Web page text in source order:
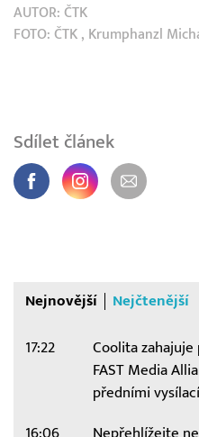
AUTOR: ČTK
FOTO: ČTK , Krumphanzl
Sdílet článek
Nejnovější Nejčtenější
17:22
Coolita
FAST Media
předními